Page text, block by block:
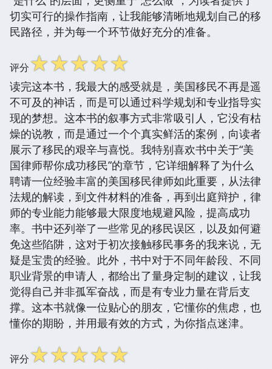
切实可行的操作指南，让我能够清晰地规划自己的移
民路径，并为每一个环节做好充分的准备。
评分☆☆☆☆☆
读完这本书，我最大的感受就是，美国移民不再是遥
不可及的神话，而是可以通过科学规划和专业指导实
现的梦想。这本书的叙事方式非常吸引人，它没有枯
燥的说教，而是通过一个个真实鲜活的案例，向读者
展示了移民的艰辛与喜悦。我特别喜欢书中关于“美
国律师帮你成功移民”的章节，它详细解释了为什么
聘请一位经验丰富的美国移民律师如此重要，从法律
法规的解读，到文件材料的准备，再到出庭辩护，律
师的专业能力能够最大限度地规避风险，提高成功
率。书中还列举了一些常见的移民误区，以及如何避
免这些陷阱，这对于初次接触移民事务的我来说，无
疑是宝贵的经验。此外，书中对于不同年龄段、不同
职业背景的申请人，都给出了量身定制的建议，让我
觉得自己并非孤军奋战，而是有专业力量在背后支
撑。这本书就像一位贴心的朋友，它懂你的焦虑，也
懂你的期盼，并用最有效的方式，为你指点迷津。
评分☆☆☆☆☆